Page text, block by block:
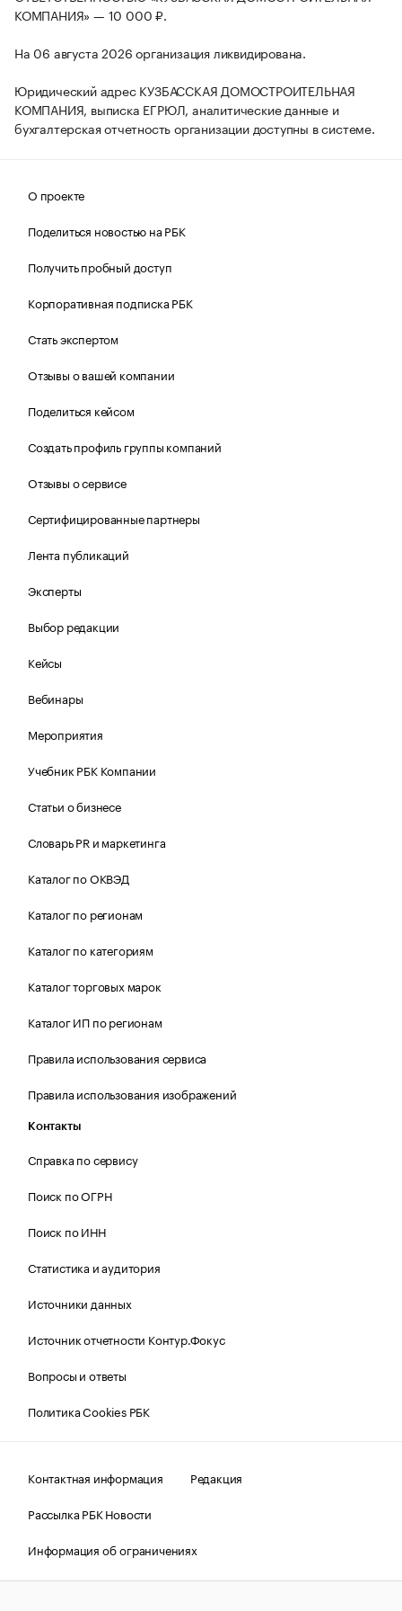
КОМПАНИЯ» — 10 000 ₽.
На 06 августа 2026 организация ликвидирована.
Юридический адрес КУЗБАССКАЯ ДОМОСТРОИТЕЛЬНАЯ
КОМПАНИЯ, выписка ЕГРЮЛ, аналитические данные и
бухгалтерская отчетность организации доступны в системе.
О проекте
Поделиться новостью на РБК
Получить пробный доступ
Корпоративная подписка РБК
Стать экспертом
Отзывы о вашей компании
Поделиться кейсом
Создать профиль группы компаний
Отзывы о сервисе
Сертифицированные партнеры
Лента публикаций
Эксперты
Выбор редакции
Кейсы
Вебинары
Мероприятия
Учебник РБК Компании
Статьи о бизнесе
Словарь PR и маркетинга
Каталог по ОКВЭД
Каталог по регионам
Каталог по категориям
Каталог торговых марок
Каталог ИП по регионам
Правила использования сервиса
Правила использования изображений
Контакты
Справка по сервису
Поиск по ОГРН
Поиск по ИНН
Статистика и аудитория
Источники данных
Источник отчетности Контур.Фокус
Вопросы и ответы
Политика Cookies РБК
Контактная информация
Редакция
Рассылка РБК Новости
Информация об ограничениях
Правовая информация
О соблюдении авторских прав